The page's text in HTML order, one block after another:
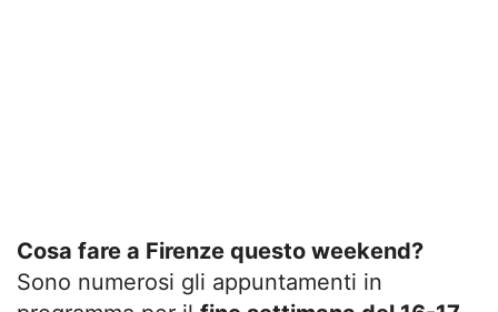
Cosa fare a Firenze questo weekend?
Sono numerosi gli appuntamenti in